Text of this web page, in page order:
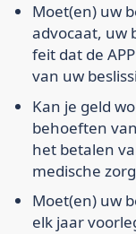
Moet(en) uw
advocaat, uw
feit dat de
van uw
Kan je geld
behoeften
het betalen
medische
Moet(en) uw
elk jaar